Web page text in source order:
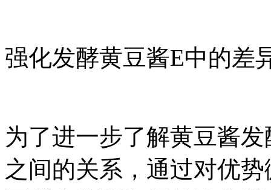
强化发酵黄豆酱E中的差
为了进一步了解黄豆酱
之间的关系，通过对优